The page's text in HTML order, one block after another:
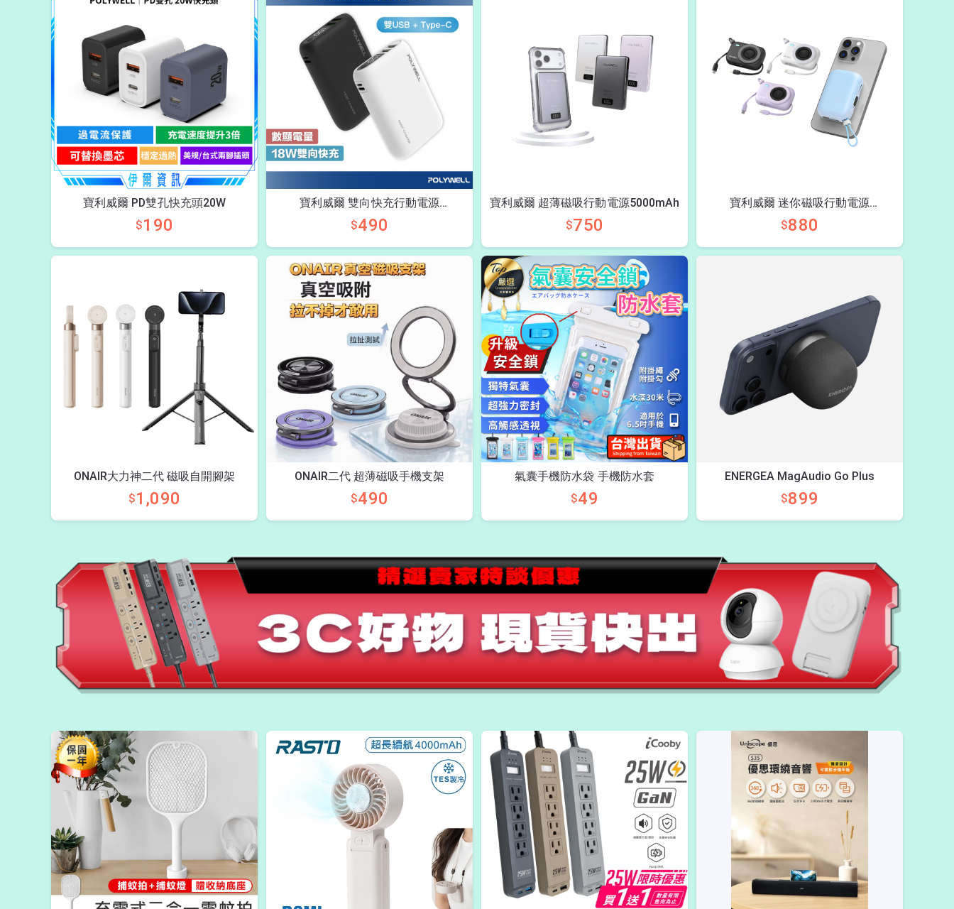
寶利威爾 PD雙孔快充頭20W
$190
寶利威爾 雙向快充行動電源
10000mAh
$490
寶利威爾 超薄磁吸行動電源5000mAh
$750
寶利威爾 迷你磁吸行動電源
10000mAh
$880
ONAIR大力神二代 磁吸自開腳架
$1,090
ONAIR二代 超薄磁吸手機支架
$490
氣囊手機防水袋 手機防水套
$49
ENERGEA MagAudio Go Plus
$899